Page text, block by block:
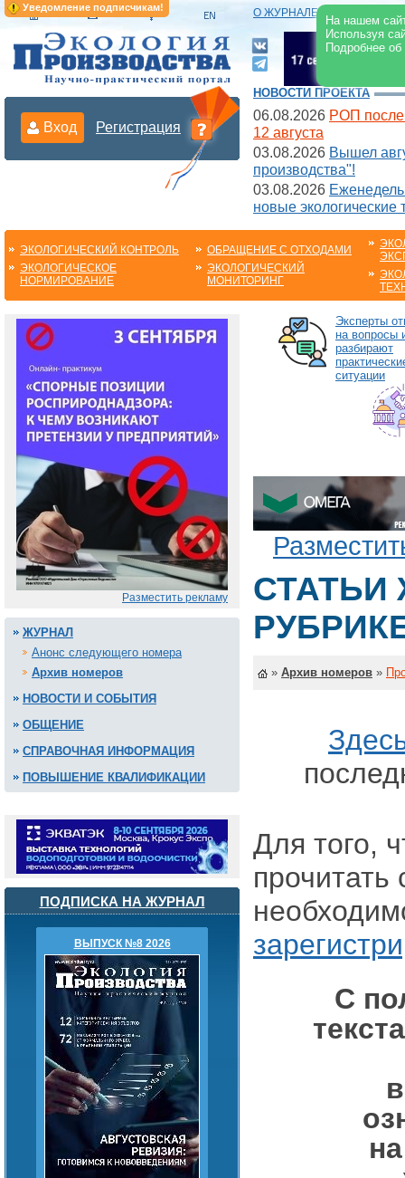
Уведомление подписчикам!
На нашем
Используя
Подробнее
О ЖУРНАЛЕ |
Вход Регистрация
НОВОСТИ ПРОЕКТА
06.08.2026 РОП после
12 августа
03.08.2026 Вышел
производства"!
03.08.2026
новые экологические
ЭКОЛОГИЧЕСКИЙ КОНТРОЛЬ
ЭКОЛОГИЧЕСКОЕ
НОРМИРОВАНИЕ
ОБРАЩЕНИЕ С ОТХОДАМИ
ЭКОЛОГИЧЕСКИЙ
МОНИТОРИНГ
Разместить рекламу
ЖУРНАЛ
Анонс следующего номера
Архив номеров
НОВОСТИ И СОБЫТИЯ
ОБЩЕНИЕ
СПРАВОЧНАЯ ИНФОРМАЦИЯ
ПОВЫШЕНИЕ КВАЛИФИКАЦИИ
ПОДПИСКА НА ЖУРНАЛ
ВЫПУСК №8 2026
Эксперты
на вопросы
разбирают
ситуации
СТАТЬИ
» Архив номеров »
Для того,
С